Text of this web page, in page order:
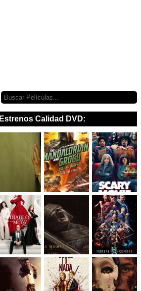
Estrenos Calidad DVD: